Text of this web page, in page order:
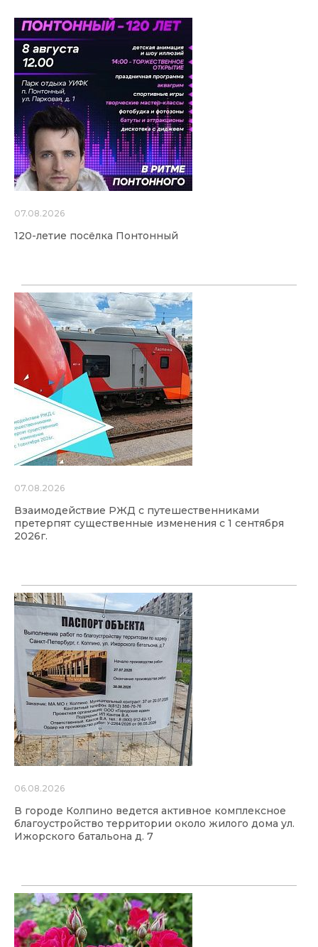
07.08.2026
120-летие посёлка Понтонный
07.08.2026
Взаимодействие РЖД с путешественниками
претерпят существенные изменения с 1 сентября
2026г.
06.08.2026
В городе Колпино ведется активное комплексное
благоустройство территории около жилого дома ул.
Ижорского батальона д. 7